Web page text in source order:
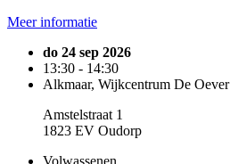
Meer informatie
do 24 sep 2026
13:30 - 14:30
Alkmaar, Wijkcentrum De Oever
Amstelstraat 1
1823 EV Oudorp
Volwassenen